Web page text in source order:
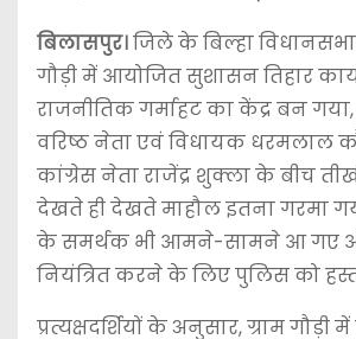
बिलासपुर।जिले के बिल्हा विधानसभा
गौड़ी में आयोजित सुशासन तिहार
राजनीतिक गर्माहट का केंद्र बन
वरिष्ठ नेता एवं विधायक धरमलाल
कांग्रेस नेता राजेंद्र शुक्ला के बीच
देखते ही देखते माहौल इतना गरमा
के समर्थक भी आमने-सामने आ गए
नियंत्रित करने के लिए पुलिस को
प्रत्यक्षदर्शियों के अनुसार, ग्राम